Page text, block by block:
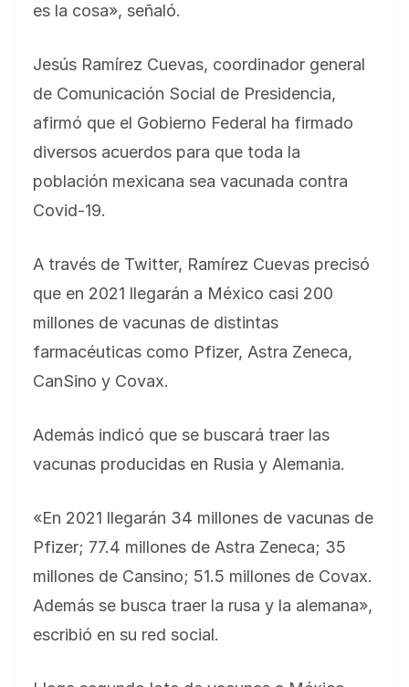
es la cosa», señaló.
Jesús Ramírez Cuevas, coordinador general
de Comunicación Social de Presidencia,
afirmó que el Gobierno Federal ha firmado
diversos acuerdos para que toda la
población mexicana sea vacunada contra
Covid-19.
A través de Twitter, Ramírez Cuevas precisó
que en 2021 llegarán a México casi 200
millones de vacunas de distintas
farmacéuticas como Pfizer, Astra Zeneca,
CanSino y Covax.
Además indicó que se buscará traer las
vacunas producidas en Rusia y Alemania.
«En 2021 llegarán 34 millones de vacunas de
Pfizer; 77.4 millones de Astra Zeneca; 35
millones de Cansino; 51.5 millones de Covax.
Además se busca traer la rusa y la alemana»,
escribió en su red social.